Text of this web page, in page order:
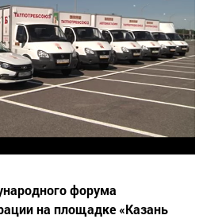
форума
на площадке «Казань